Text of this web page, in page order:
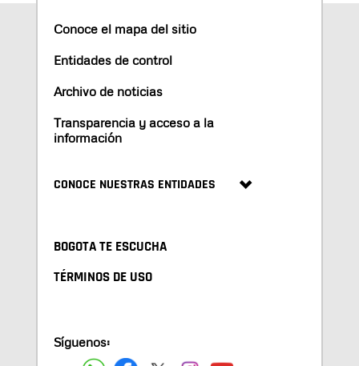
Conoce el mapa del sitio
Entidades de control
Archivo de noticias
Transparencia y acceso a la
información
CONOCE NUESTRAS ENTIDADES
BOGOTA TE ESCUCHA
TÉRMINOS DE USO
Síguenos: